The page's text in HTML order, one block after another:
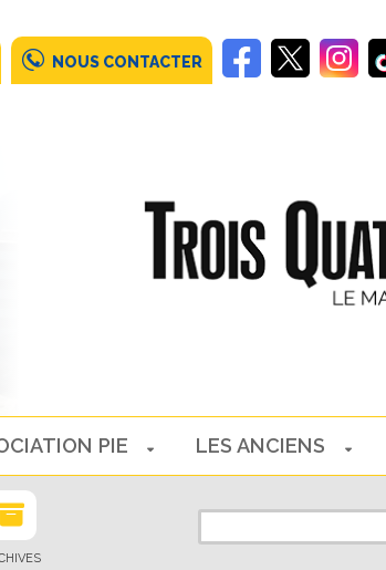
NOUS CONTACTER
PIE LES ANCIENS